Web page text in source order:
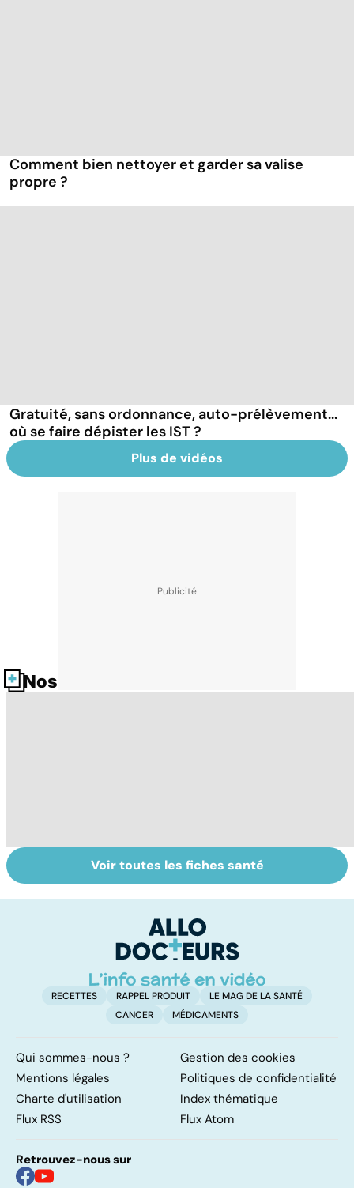
Comment bien nettoyer et garder sa valise
propre ?
Gratuité, sans ordonnance, auto-prélèvement...
où se faire dépister les IST ?
Plus de vidéos
Nos fiches santé
Suicide : prévenir
le passage à
Tout savoir sur le
virus de la grippe
Voir toutes les fiches santé
RECETTES RAPPEL PRODUIT
LE MAG DE LA SANTÉ
CANCER
MÉDICAMENTS
Qui sommes-nous ?
Gestion des cookies
Mentions légales
Politiques de confidentialité
Charte d'utilisation
Index thématique
Flux RSS
Flux Atom
Retrouvez-nous sur